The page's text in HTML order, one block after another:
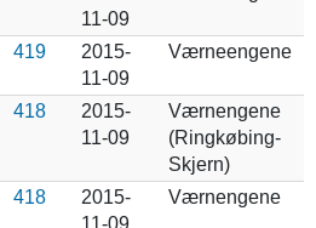
11-09
419
2015-
11-09
Værneengene
418
2015-
11-09
Værnengene
(Ringkøbing-
Skjern)
418
2015-
11-09
Værnengene